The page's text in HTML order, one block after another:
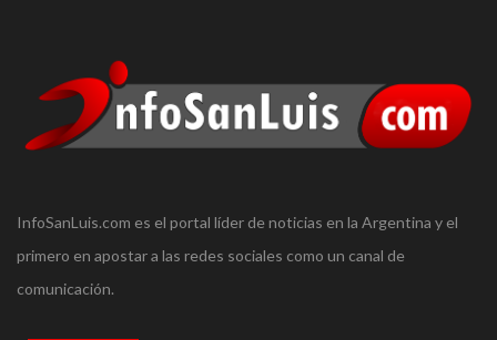
InfoSanLuis.com es el portal líder de noticias en la Argentina y el
primero en apostar a las redes sociales como un canal de
comunicación.